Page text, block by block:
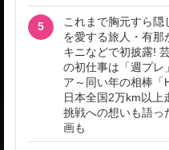
5
これまで胸元すら隠
を愛する旅人・有那
キニなどで初披露!
の初仕事は「週プレ
ア～同い年の相棒「
日本全国2万km以上
挑戦への想いも語っ
画も